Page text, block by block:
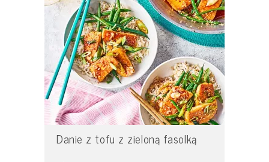
Danie z tofu z zieloną fasolką